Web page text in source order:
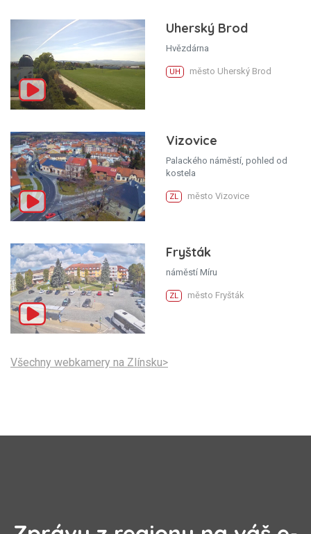
Uherský Brod
Hvězdárna
UH město Uherský Brod
Vizovice
Palackého náměstí, pohled od
kostela
ZL město Vizovice
Fryšták
náměstí Míru
ZL město Fryšták
Všechny webkamery na Zlínsku>